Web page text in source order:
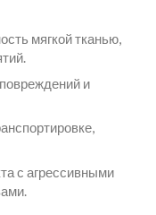
мягкой тканью,
и
с агрессивными